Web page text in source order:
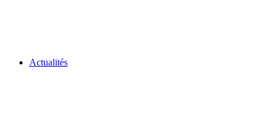
Actualités